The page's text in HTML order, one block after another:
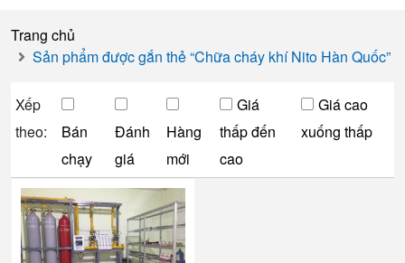
Trang chủ
Sản phẩm được gắn thẻ “Chữa cháy khí Nito Hàn Quốc”
Xếp
theo:
Bán
chạy
Đánh
giá
Hàng
mới
Giá
thấp đến
cao
Giá cao
xuống thấp